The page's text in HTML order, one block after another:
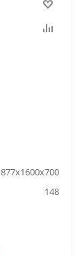
877x1600x700
148